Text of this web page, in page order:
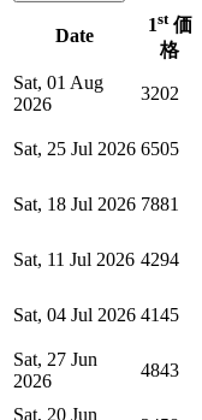
Date
1st価
格
Sat, 01 Aug
2026
3202
Sat, 25 Jul 2026 6505
Sat, 18 Jul 2026 7881
Sat, 11 Jul 2026 4294
Sat, 04 Jul 2026 4145
Sat, 27 Jun
2026
4843
Sat, 20 Jun